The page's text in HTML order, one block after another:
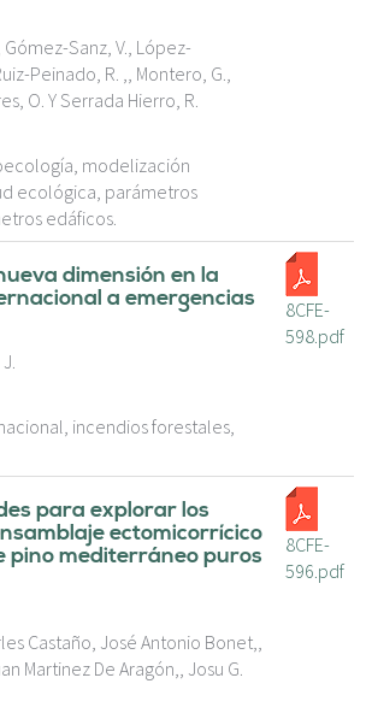
Sanz, V., López-
Peinado, R. ,, Montero, G.,
O. Y Serrada Hierro, R.
modelización
ecológica, parámetros
edáficos.
dimensión en la
a emergencias
incendios forestales,
8CFE-
598.pdf
para explorar los
ectomicorrícico
pino mediterráneo puros
Castaño, José Antonio Bonet,,
Martinez De Aragón,, Josu G.
8CFE-
596.pdf